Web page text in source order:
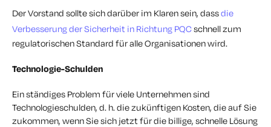
Der Vorstand sollte sich darüber im Klaren sein, dassdie
Verbesserung der Sicherheit in Richtung PQCschnell zum
regulatorischen Standard für alle Organisationen wird.
Technologie-Schulden
Ein ständiges Problem für viele Unternehmen sind
Technologieschulden, d. h. die zukünftigen Kosten, die auf Sie
zukommen, wenn Sie sich jetzt für die billige, schnelle Lösung